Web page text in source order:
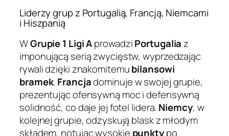
Liderzy grup z Portugalią, Francją, Niemcami
i Hiszpanią
WGrupie 1 Ligi AprowadziPortugaliaz
imponującą serią zwycięstw, wyprzedzając
rywali dzięki znakomitemubilansowi
bramek. Francjadominuje w swojej grupie,
prezentując ofensywną moc i defensywną
solidność, co daje jej fotel lidera. Niemcy, w
kolejnej grupie, odzyskują blask z młodym
składem, notując wysokie punktypo